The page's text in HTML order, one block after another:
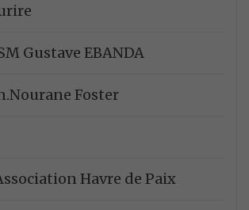
Gustave EBANDA
Foster
Havre de Paix